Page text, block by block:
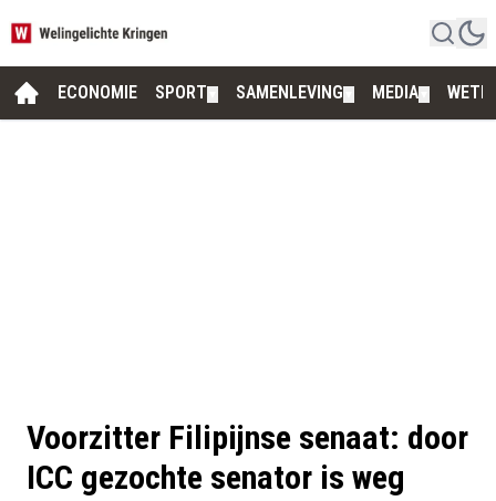
ECONOMIE SPORT SAMENLEVING MEDIA
Voorzitter Filipijnse senaat: door
ICC gezochte senator is weg